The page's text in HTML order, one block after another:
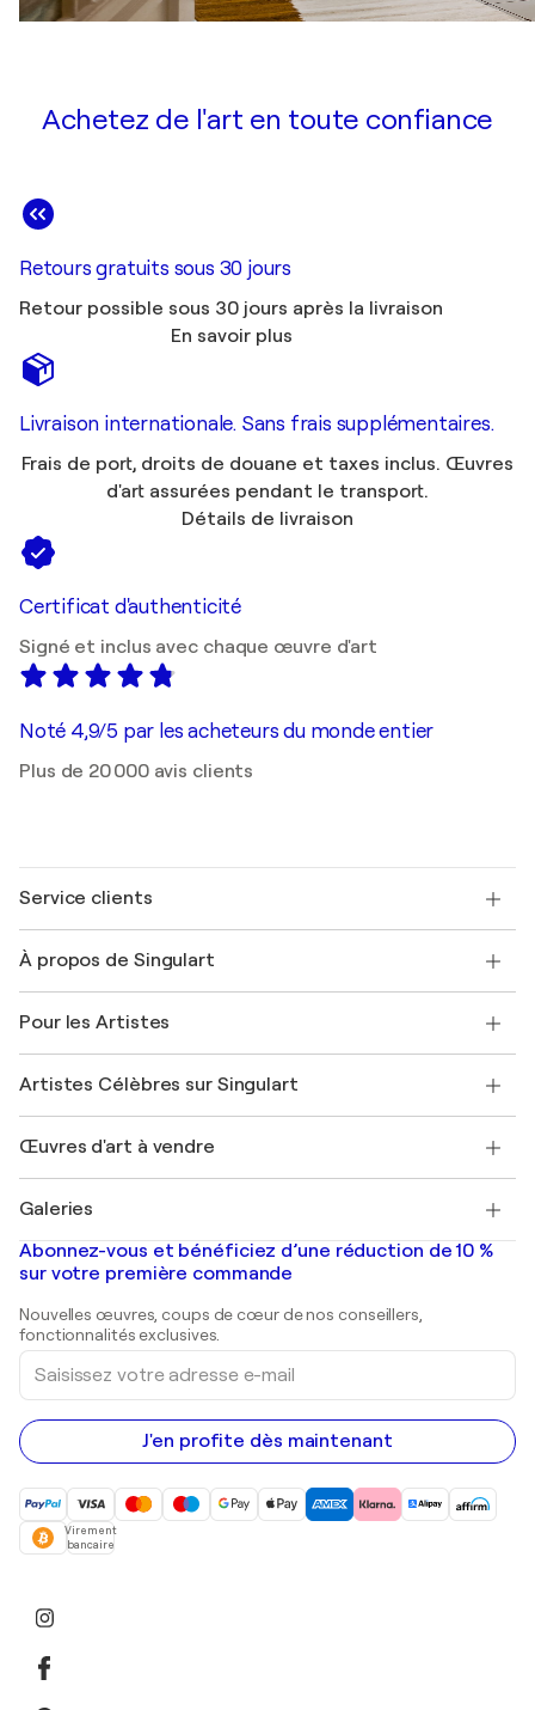
Achetez de l'art en toute confiance
Retours gratuits sous 30 jours
Retour possible sous 30 jours après la livraison
En savoir plus
Livraison internationale. Sans frais supplémentaires.
Frais de port, droits de douane et taxes inclus. Œuvres
d'art assurées pendant le transport.
Détails de livraison
Certificat d'authenticité
Signé et inclus avec chaque œuvre d'art
Noté 4,9/5 par les acheteurs du monde entier
Plus de 20 000 avis clients
Service clients
Expédition
Offrir une carte cadeau
Rejoignez notre programme commercial
Mon compte
+33 1 76 44 06 42
À propos de Singulart
FAQ
Magazine Singulart
Emplois
Découvrez une sélection d'art original
Pour les Artistes
Se connecter en tant qu'Artiste
Artistes Célèbres sur Singulart
Marc Chagall
Banksy
Mr. Brainwash
Shepard Fairey
Œuvres d'art à vendre
Tableaux abstraits à vendre
Peintures de paysage
Estampes
Peintures acryliques
Galeries
Galeries d'art en France
Galeries d'art en Belgique
Abonnez-vous et bénéficiez d’une réduction de 10 %
sur votre première commande
Nouvelles œuvres, coups de cœur de nos conseillers,
fonctionnalités exclusives.
Saisissez
votre
adresse
e-
mail
J'en profite dès maintenant
Virement
bancaire